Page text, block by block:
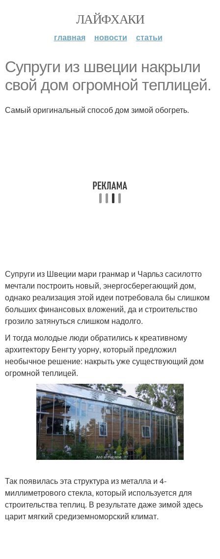
ЛАЙФХАКИ
главная новости статьи
Супруги из швеции накрыли
свой дом огромной теплицей.
Самый оригинальный способ дом зимой обогреть.
Супруги из Швеции мари гранмар и Чарльз сасилотто
мечтали построить новый, энергосберегающий дом,
однако реализация этой идеи потребовала бы слишком
больших финансовых вложений, да и строительство
грозило затянуться слишком надолго.
И тогда молодые люди обратились к креативному
архитектору Бенгту уорну, который предложил
необычное решение: накрыть уже существующий дом
огромной теплицей.
Так появилась эта структура из металла и 4-
миллиметрового стекла, который используется для
строительства теплиц. В результате даже зимой здесь
царит мягкий средиземноморский климат.